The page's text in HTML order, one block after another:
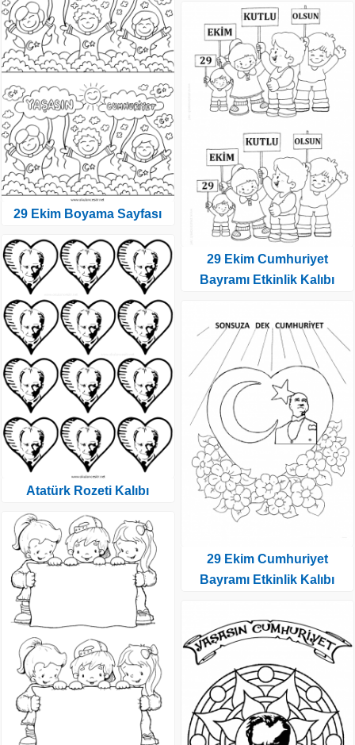
29 Ekim Boyama Sayfası
Atatürk Rozeti Kalıbı
29 Ekim Cumhuriyet
Bayramı Etkinlik Kalıbı
29 Ekim Cumhuriyet
Bayramı Etkinlik Kalıbı